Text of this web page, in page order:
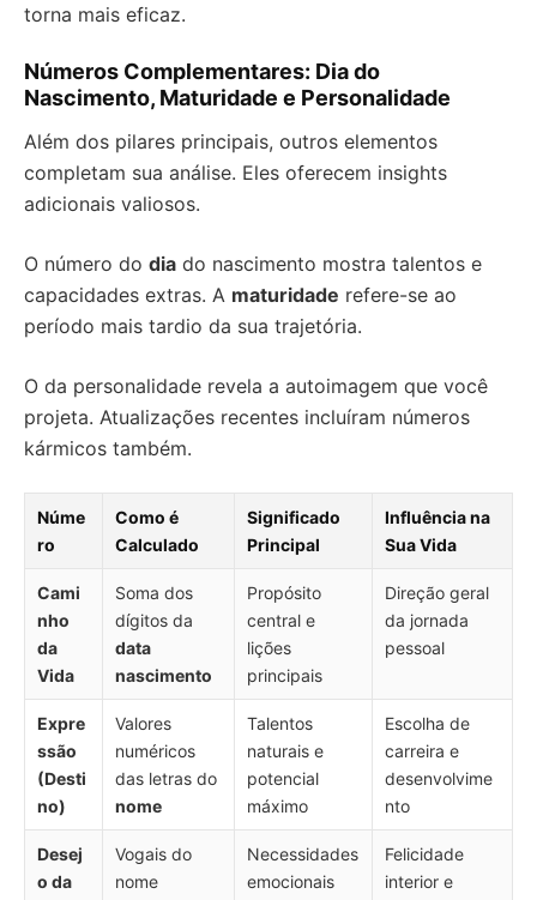
torna mais eficaz.
Números Complementares: Dia do
Nascimento, Maturidade e Personalidade
Além dos pilares principais, outros elementos
completam sua análise. Eles oferecem insights
adicionais valiosos.
O número do dia do nascimento mostra talentos e
capacidades extras. A maturidade refere-se ao
período mais tardio da sua trajetória.
O da personalidade revela a autoimagem que você
projeta. Atualizações recentes incluíram números
kármicos também.
Núme
ro
Como é
Calculado
Significado
Principal
Influência na
Sua Vida
Cami
nho
da
Vida
Soma dos
dígitos da
data
nascimento
Propósito
central e
lições
principais
Direção geral
da jornada
pessoal
Expre
ssão
(Desti
no)
Valores
numéricos
das letras do
nome
Talentos
naturais e
potencial
máximo
Escolha de
carreira e
desenvolvime
nto
Desej
o da
Vogais do
nome
Necessidades
emocionais
Felicidade
interior e